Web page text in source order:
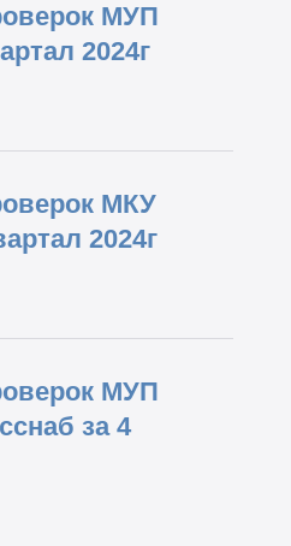
МУП
2024г
МКУ
2024г
МУП
за 4